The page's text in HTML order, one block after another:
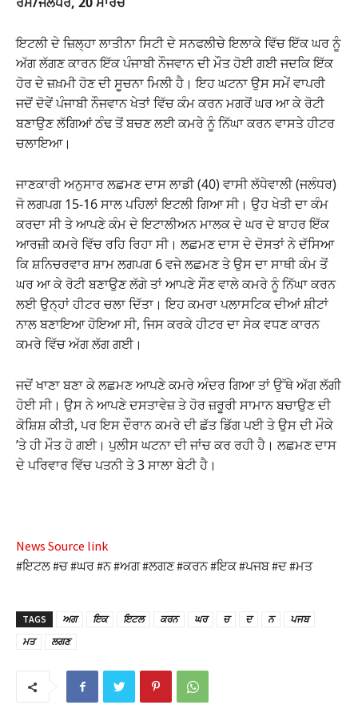
Panel
panel
panel
panel
panel
panel
panel
panel
panel
panel
panel
panel
panel
ਇਟਲੀ ਦੇ ਜ਼ਿਲ੍ਹਾ ਲਾਤੀਨਾ ਸਿਟੀ ਦੇ ਸਨਫਲੀਚੇ ਇਲਾਕੇ ਵਿੱਚ ਇੱਕ ਘਰ ਨੂੰ
ਅੱਗ ਲੱਗਣ ਕਾਰਨ ਇੱਕ ਪੰਜਾਬੀ ਨੌਜਵਾਨ ਦੀ ਮੌਤ ਹੋਈ ਗਈ ਜਦਕਿ ਇੱਕ
ਹੋਰ ਦੇ ਜ਼ਖ਼ਮੀ ਹੋਣ ਦੀ ਸੂਚਨਾ ਮਿਲੀ ਹੈ। ਇਹ ਘਟਨਾ ਉਸ ਸਮੇਂ ਵਾਪਰੀ
ਜਦੋਂ ਦੋਵੇਂ ਪੰਜਾਬੀ ਨੌਜਵਾਨ ਖੇਤਾਂ ਵਿੱਚ ਕੰਮ ਕਰਨ ਮਗਰੋਂ ਘਰ ਆ ਕੇ ਰੋਟੀ
ਬਣਾਉਣ ਲੱਗਿਆਂ ਠੰਢ ਤੋਂ ਬਚਣ ਲਈ ਕਮਰੇ ਨੂੰ ਨਿੱਘਾ ਕਰਨ ਵਾਸਤੇ ਹੀਟਰ
ਚਲਾਇਆ।
ਜਾਣਕਾਰੀ ਅਨੁਸਾਰ ਲਛਮਣ ਦਾਸ ਲਾਡੀ (40) ਵਾਸੀ ਲੱਧੇਵਾਲੀ (ਜਲੰਧਰ)
ਜੋ ਲਗਪਗ 15-16 ਸਾਲ ਪਹਿਲਾਂ ਇਟਲੀ ਗਿਆ ਸੀ। ਉਹ ਖੇਤੀ ਦਾ ਕੰਮ
ਕਰਦਾ ਸੀ ਤੇ ਆਪਣੇ ਕੰਮ ਦੇ ਇਟਾਲੀਅਨ ਮਾਲਕ ਦੇ ਘਰ ਦੇ ਬਾਹਰ ਇੱਕ
ਆਰਜ਼ੀ ਕਮਰੇ ਵਿੱਚ ਰਹਿ ਰਿਹਾ ਸੀ। ਲਛਮਣ ਦਾਸ ਦੇ ਦੋਸਤਾਂ ਨੇ ਦੱਸਿਆ
ਕਿ ਸ਼ਨਿਚਰਵਾਰ ਸ਼ਾਮ ਲਗਪਗ 6 ਵਜੇ ਲਛਮਣ ਤੇ ਉਸ ਦਾ ਸਾਥੀ ਕੰਮ ਤੋਂ
ਘਰ ਆ ਕੇ ਰੋਟੀ ਬਣਾਉਣ ਲੱਗੇ ਤਾਂ ਆਪਣੇ ਸੌਣ ਵਾਲੇ ਕਮਰੇ ਨੂੰ ਨਿੱਘਾ ਕਰਨ
ਲਈ ਉਨ੍ਹਾਂ ਹੀਟਰ ਚਲਾ ਦਿੱਤਾ। ਇਹ ਕਮਰਾ ਪਲਾਸਟਿਕ ਦੀਆਂ ਸ਼ੀਟਾਂ
ਨਾਲ ਬਣਾਇਆ ਹੋਇਆ ਸੀ, ਜਿਸ ਕਰਕੇ ਹੀਟਰ ਦਾ ਸੇਕ ਵਧਣ ਕਾਰਨ
ਕਮਰੇ ਵਿੱਚ ਅੱਗ ਲੱਗ ਗਈ।
ਜਦੋਂ ਖਾਣਾ ਬਣਾ ਕੇ ਲਛਮਣ ਆਪਣੇ ਕਮਰੇ ਅੰਦਰ ਗਿਆ ਤਾਂ ਉੱਥੇ ਅੱਗ ਲੱਗੀ
ਹੋਈ ਸੀ। ਉਸ ਨੇ ਆਪਣੇ ਦਸਤਾਵੇਜ਼ ਤੇ ਹੋਰ ਜ਼ਰੂਰੀ ਸਾਮਾਨ ਬਚਾਉਣ ਦੀ
ਕੋਸ਼ਿਸ਼ ਕੀਤੀ, ਪਰ ਇਸ ਦੌਰਾਨ ਕਮਰੇ ਦੀ ਛੱਤ ਡਿੱਗ ਪਈ ਤੇ ਉਸ ਦੀ ਮੌਕੇ
’ਤੇ ਹੀ ਮੌਤ ਹੋ ਗਈ। ਪੁਲੀਸ ਘਟਨਾ ਦੀ ਜਾਂਚ ਕਰ ਰਹੀ ਹੈ। ਲਛਮਣ ਦਾਸ
ਦੇ ਪਰਿਵਾਰ ਵਿੱਚ ਪਤਨੀ ਤੇ 3 ਸਾਲਾ ਬੇਟੀ ਹੈ।
News Source link
#ਇਟਲ #ਚ #ਘਰ #ਨ #ਅਗ #ਲਗਣ #ਕਰਨ #ਇਕ #ਪਜਬ #ਦ #ਮਤ
TAGS ਅਗ ਇਕ ਇਟਲ ਕਰਨ ਘਰ ਚ ਦ ਨ
ਪਜਬ
ਮਤ
ਲਗਣ